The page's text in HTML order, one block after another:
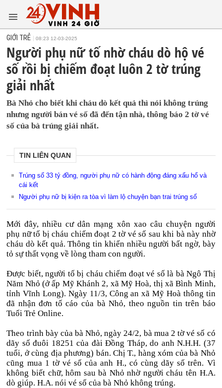
GIỚI TRẺ 08:23 12-03-2025
Người phụ nữ tố nhờ cháu dò hộ vé
số rồi bị chiếm đoạt luôn 2 tờ trúng
giải nhất
Bà Nhỏ cho biết khi cháu dò kết quả thì nói không trúng
nhưng người bán vé số đã đến tận nhà, thông báo 2 tờ vé
số của bà trúng giải nhất.
TIN LIÊN QUAN
Trúng số 33 tỷ đồng, người phụ nữ có hành động đáng xấu hổ và
cái kết
Người phụ nữ bị kiện ra tòa vì làm lộ chuyện bạn trai trúng số
Mới đây, nhiều cư dân mạng xôn xao câu chuyện người
phụ nữ tố bị cháu chiếm đoạt 2 tờ vé số sau khi bà này nhờ
cháu dò kết quả. Thông tin khiến nhiều người bất ngờ, bày
tỏ sự thất vọng về lòng tham con người.
Được biết, người tố bị cháu chiếm đoạt vé số là bà Ngô Thị
Năm Nhỏ (ở ấp Mỹ Khánh 2, xã Mỹ Hoà, thị xã Bình Minh,
tỉnh Vĩnh Long). Ngày 11/3, Công an xã Mỹ Hoà thông tin
đã nhận đơn tố cáo của bà Nhỏ, theo nguồn tin trên báo
Tuổi Trẻ Online.
Theo trình bày của bà Nhỏ, ngày 24/2, bà mua 2 tờ vé số có
dãy số đuôi 18251 của đài Đồng Tháp, do anh N.H.H. (37
tuổi, ở cùng địa phương) bán. Chị T., hàng xóm của bà Nhỏ
cũng mua 1 tờ vé số của anh H., có cùng dãy số trên. Vì
không biết chữ, hôm sau bà Nhỏ nhờ người cháu tên H.A.
dò giúp. H.A. nói vé số của bà Nhỏ không trúng.